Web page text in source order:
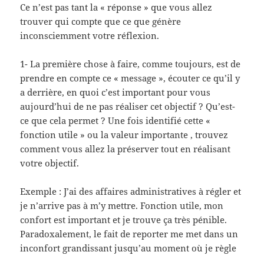
Ce n’est pas tant la « réponse » que vous allez
trouver qui compte que ce que génère
inconsciemment votre réflexion.
1- La première chose à faire, comme toujours, est de
prendre en compte ce « message », écouter ce qu’il y
a derrière, en quoi c’est important pour vous
aujourd’hui de ne pas réaliser cet objectif ? Qu’est-
ce que cela permet ? Une fois identifié cette «
fonction utile » ou la valeur importante , trouvez
comment vous allez la préserver tout en réalisant
votre objectif.
Exemple : J’ai des affaires administratives à régler et
je n’arrive pas à m’y mettre. Fonction utile, mon
confort est important et je trouve ça très pénible.
Paradoxalement, le fait de reporter me met dans un
inconfort grandissant jusqu’au moment où je règle